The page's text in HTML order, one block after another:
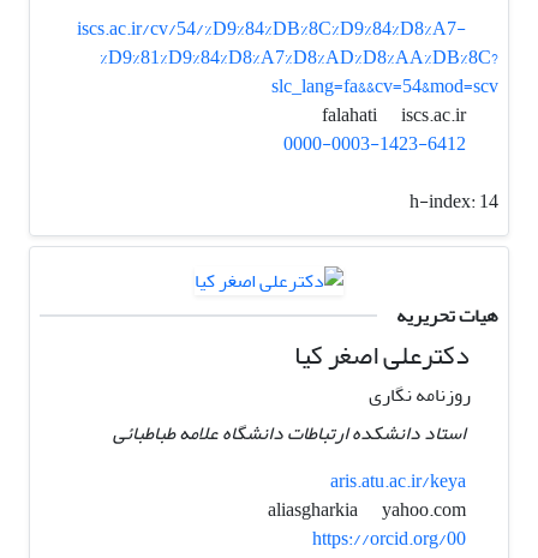
iscs.ac.ir/cv/54/%D9%84%DB%8C%D9%84%D8%A7-
%D9%81%D9%84%D8%A7%D8%AD%D8%AA%DB%8C?
slc_lang=fa&&cv=54&mod=scv
falahati
iscs.ac.ir
0000-0003-1423-6412
h-index:14
هیات تحریریه
دکترعلی اصغر کیا
روزنامه نگاری
استاد دانشکده ارتباطات دانشگاه علامه طباطبائی
aris.atu.ac.ir/keya
yahoo.com
https://orcid.org/00